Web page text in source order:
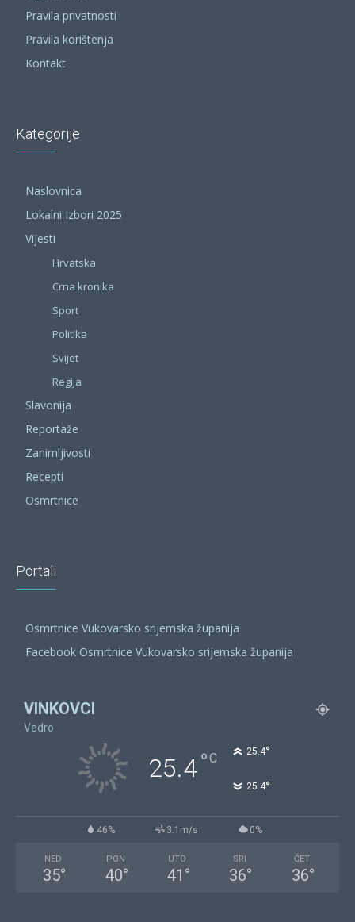
Pravila privatnosti
Pravila korištenja
Kontakt
Kategorije
Naslovnica
Lokalni Izbori 2025
Vijesti
Hrvatska
Crna kronika
Sport
Politika
Svijet
Regija
Slavonija
Reportaže
Zanimljivosti
Recepti
Osmrtnice
Portali
Osmrtnice Vukovarsko srijemska županija
Facebook Osmrtnice Vukovarsko srijemska županija
VINKOVCI
Vedro
25.4°C 25.4°
25.4°
46% 3.1m/s 0%
NED
35°
PON
40°
UTO
41 °
SRI
36°
ČET
36°